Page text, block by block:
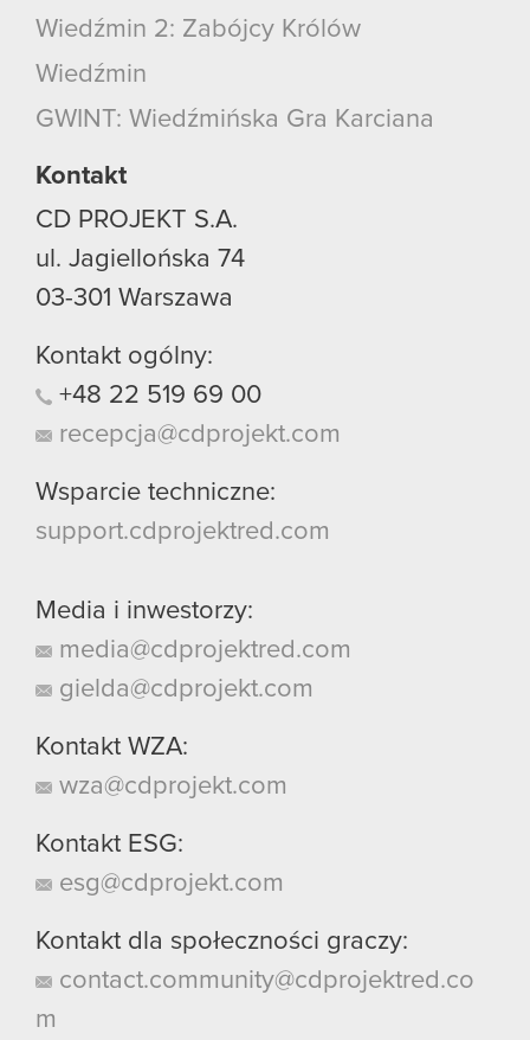
Wiedźmin 2: Zabójcy Królów
Wiedźmin
GWINT: Wiedźmińska Gra Karciana
Kontakt
CD PROJEKT S.A.
ul. Jagiellońska 74
03-301 Warszawa
Kontakt ogólny:
+48 22 519 69 00
recepcja@cdprojekt.com
Wsparcie techniczne:
support.cdprojektred.com
Media i inwestorzy:
media@cdprojektred.com
gielda@cdprojekt.com
Kontakt WZA:
wza@cdprojekt.com
Kontakt ESG:
esg@cdprojekt.com
Kontakt dla społeczności graczy:
contact.community@cdprojektred.co
m